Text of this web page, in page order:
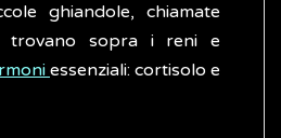
ghiandole, chiamate
trovano sopra i reni e
essenziali: cortisolo e